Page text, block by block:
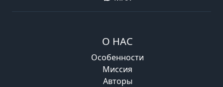
О НАС
Особенности
Миссия
Авторы